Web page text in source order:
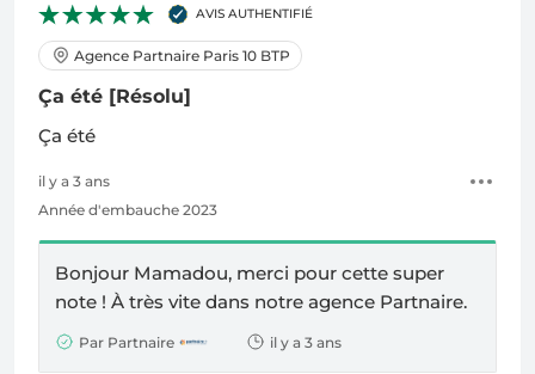
AVIS AUTHENTIFIÉ
Agence Partnaire Paris 10 BTP
Ça été [Résolu]
Ça été
il y a 3 ans
Année d'embauche 2023
Bonjour Mamadou, merci pour cette super
note ! À très vite dans notre agence Partnaire.
Par Partnaire il y a 3 ans